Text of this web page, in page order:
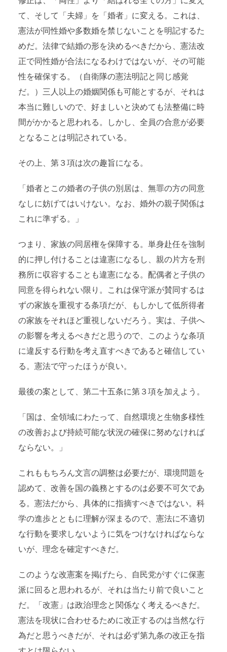
て、そして「夫婦」を「婚者」に変える。これは、
憲法が同性婚や多数婚を禁じないことを明記するた
めだ。法律で結婚の形を決めるべきだから、憲法改
正で同性婚が合法になるわけではないが、その可能
性を確保する。（自衛隊の憲法明記と同じ感覚
だ。）三人以上の婚姻関係も可能とするが、それは
本当に難しいので、好ましいと決めても法整備に時
間がかかると思われる。しかし、全員の合意が必要
となることは明記されている。
その上、第３項は次の趣旨になる。
「婚者とこの婚者の子供の別居は、無罪の方の同意
なしに妨げてはいけない。なお、婚外の親子関係は
これに準ずる。」
つまり、家族の同居権を保障する。単身赴任を強制
的に押し付けることは違憲になるし、親の片方を刑
務所に収容することも違憲になる。配偶者と子供の
同意を得られない限り。これは保守派が賛同するは
ずの家族を重視する条項だが、もしかして低所得者
の家族をそれほど重視しないだろう。実は、子供へ
の影響を考えるべきだと思うので、このような条項
に違反する行動を考え直すべきであると確信してい
る。憲法で守ったほうが良い。
最後の案として、第二十五条に第３項を加えよう。
「国は、全領域にわたって、自然環境と生物多様性
の改善および持続可能な状況の確保に努めなければ
ならない。」
これももちろん文言の調整は必要だが、環境問題を
認めて、改善を国の義務とするのは必要不可欠であ
る。憲法だから、具体的に指摘すべきではない。科
学の進歩とともに理解が深まるので、憲法に不適切
な行動を要求しないように気をつけなければならな
いが、理念を確定すべきだ。
このような改憲案を掲げたら、自民党がすぐに保憲
派に回ると思われるが、それは当たり前で良いこと
だ。「改憲」は政治理念と関係なく考えるべきだ。
憲法を現状に合わせるために改正するのは当然な行
為だと思うべきだが、それは必ず第九条の改正を指